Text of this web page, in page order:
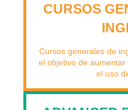
CURSOS
Cursos generales de
el objetivo de
el uso